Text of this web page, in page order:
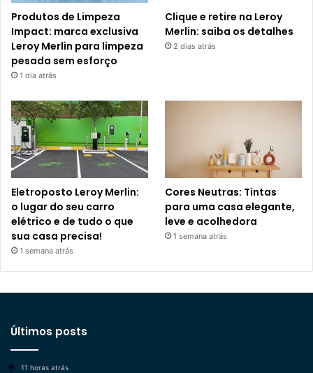
Produtos de Limpeza
Impact: marca exclusiva
Leroy Merlin para limpeza
pesada sem esforço
1 dia atrás
Clique e retire na Leroy
Merlin: saiba os detalhes
2 dias atrás
Eletroposto Leroy Merlin:
o lugar do seu carro
elétrico e de tudo o que
sua casa precisa!
1 semana atrás
Cores Neutras: Tintas
para uma casa elegante,
leve e acolhedora
1 semana atrás
Últimos posts
11 horas atrás